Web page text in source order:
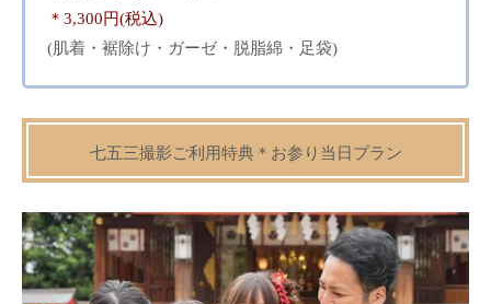
＊3,300円(税込)
(肌着・裾除け・ガーゼ・脱脂綿・足袋)
七五三撮影ご利用特典＊お参り当日プラン